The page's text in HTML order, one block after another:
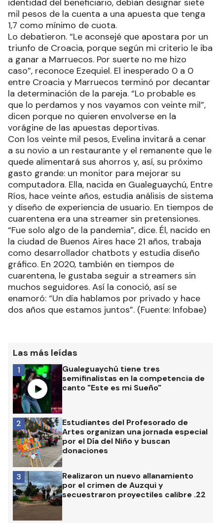
mil pesos de la cuenta a una apuesta que tenga
1,7 como mínimo de cuota.
Lo debatieron. “Le aconsejé que apostara por un
triunfo de Croacia, porque según mi criterio le iba
a ganar a Marruecos. Por suerte no me hizo
caso”, reconoce Ezequiel. El inesperado 0 a 0
entre Croacia y Marruecos terminó por decantar
la determinación de la pareja. “Lo probable es
que lo perdamos y nos vayamos con veinte mil”,
dicen porque no quieren envolverse en la
vorágine de las apuestas deportivas.
Con los veinte mil pesos, Evelina invitará a cenar
a su novio a un restaurante y el remanente que le
quede alimentará sus ahorros y, así, su próximo
gasto grande: un monitor para mejorar su
computadora. Ella, nacida en Gualeguaychú, Entre
Ríos, hace veinte años, estudia análisis de sistema
y diseño de experiencia de usuario. En tiempos de
cuarentena era una streamer sin pretensiones.
“Fue solo algo de la pandemia”, dice. Él, nacido en
la ciudad de Buenos Aires hace 21 años, trabaja
como desarrollador chatbots y estudia diseño
gráfico. En 2020, también en tiempos de
cuarentena, le gustaba seguir a streamers sin
muchos seguidores. Así la conoció, así se
enamoró: “Un día hablamos por privado y hace
dos años que estamos juntos”. (Fuente: Infobae)
Las más leídas
Gualeguaychú tiene tres
semifinalistas en la competencia de
canto "Este es mi Sueño"
1
Estudiantes del Profesorado de
Artes organizan una jornada especial
por el Día del Niño y buscan
donaciones
2
Realizaron un nuevo allanamiento
por el crimen de Auzqui y
secuestraron proyectiles calibre .22
3